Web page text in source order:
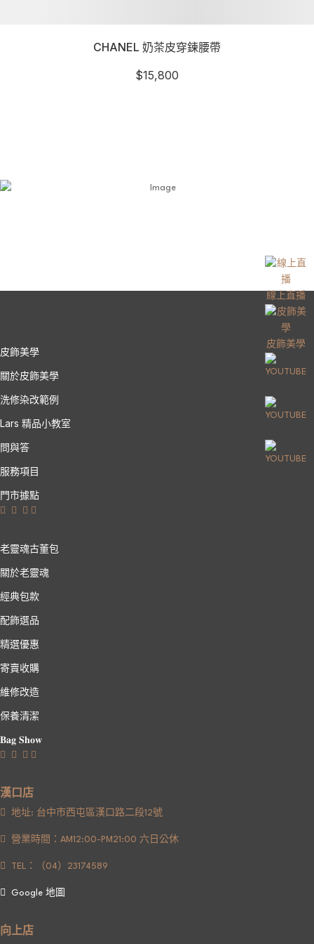
CHANEL 奶茶皮穿鍊腰帶
$15,800
皮飾美學
關於皮飾美學
洗修染改範例
Lars 精品小教室
問與答
服務項目
門市據點
老靈魂古董包
關於老靈魂
經典包款
配飾選品
精選優惠
寄賣收購
維修改造
保養清潔
𝐁𝐚𝐠 𝐒𝐡𝐨𝐰
漢口店
地址: 台中市西屯區漢口路二段12號
營業時間：AM12:00-PM21:00 六日公休
TEL：（04）23174589
Google 地圖
向上店
線上直播
皮飾美學